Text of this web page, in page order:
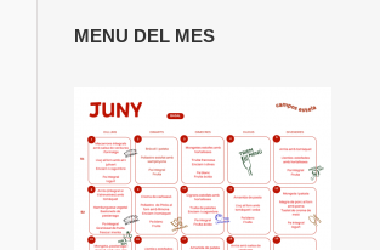
MENU DEL MES